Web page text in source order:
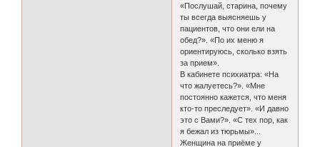
«Послушай, старина, почему
ты всегда выясняешь у
пациентов, что они ели на
обед?». «По их меню я
ориентируюсь, сколько взять
за прием».
В кабинете психиатра: «На
что жалуетесь?». «Мне
постоянно кажется, что меня
кто-то преследует». «И давно
это с Вами?». «С тех пор, как
я бежал из тюрьмы»...
Женщина на приёме у